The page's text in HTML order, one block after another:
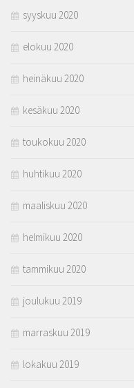
syyskuu 2020
elokuu 2020
heinäkuu 2020
kesäkuu 2020
toukokuu 2020
huhtikuu 2020
maaliskuu 2020
helmikuu 2020
tammikuu 2020
joulukuu 2019
marraskuu 2019
lokakuu 2019